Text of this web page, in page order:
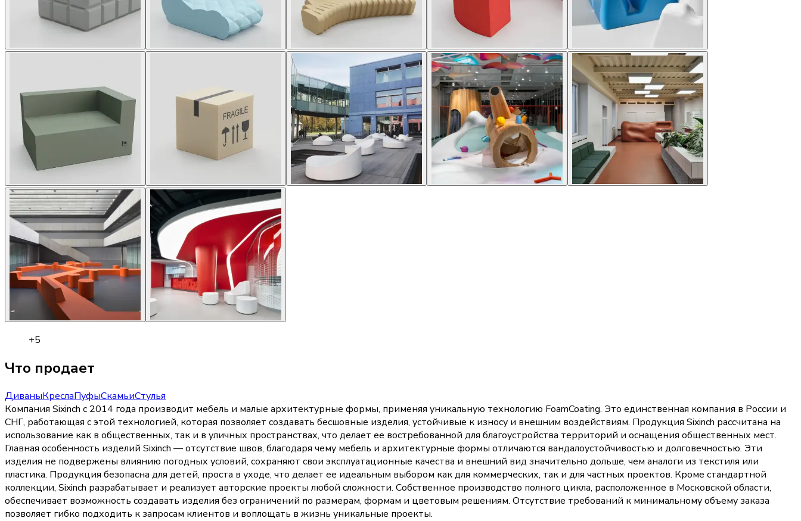
+5
Что продает
ДиваныКреслаПуфыСкамьиСтулья
Компания Sixinch с 2014 года производит мебель и малые архитектурные формы, применяя уникальную технологию FoamCoating. Это единственная компания в России и
СНГ, работающая с этой технологией, которая позволяет создавать бесшовные изделия, устойчивые к износу и внешним воздействиям. Продукция Sixinch рассчитана на
использование как в общественных, так и в уличных пространствах, что делает ее востребованной для благоустройства территорий и оснащения общественных мест.
Главная особенность изделий Sixinch — отсутствие швов, благодаря чему мебель и архитектурные формы отличаются вандалоустойчивостью и долговечностью. Эти
изделия не подвержены влиянию погодных условий, сохраняют свои эксплуатационные качества и внешний вид значительно дольше, чем аналоги из текстиля или
пластика. Продукция безопасна для детей, проста в уходе, что делает ее идеальным выбором как для коммерческих, так и для частных проектов. Кроме стандартной
коллекции, Sixinch разрабатывает и реализует авторские проекты любой сложности. Собственное производство полного цикла, расположенное в Московской области,
обеспечивает возможность создавать изделия без ограничений по размерам, формам и цветовым решениям. Отсутствие требований к минимальному объему заказа
позволяет гибко подходить к запросам клиентов и воплощать в жизнь уникальные проекты.